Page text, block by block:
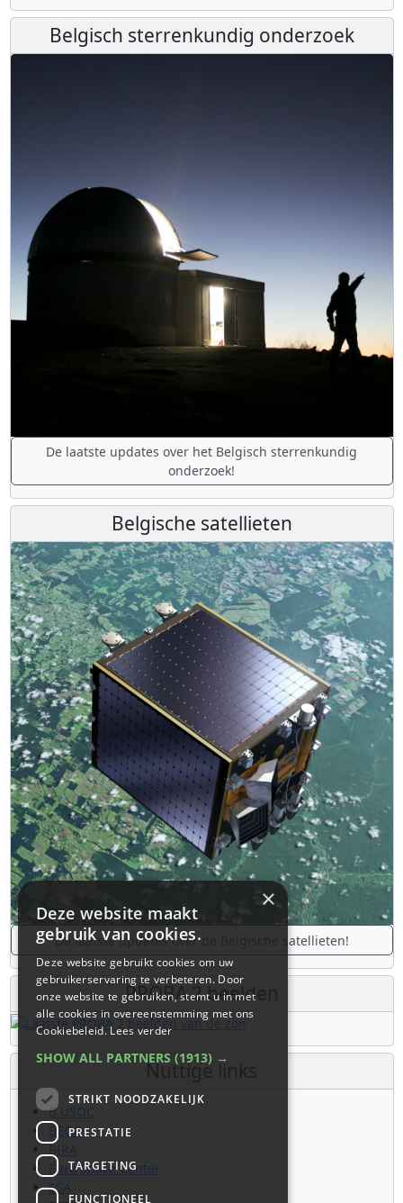
Belgisch sterrenkundig onderzoek
De laatste updates over het Belgisch sterrenkundig
onderzoek!
Belgische satellieten
De laatste updates over de Belgische satellieten!
PROBA 2 beelden
Nuttige links
B.USOC
BEOP
BIRA
Euro Space Center
ESA
×
Deze website maakt
gebruik van cookies.
Deze website gebruikt cookies om uw
gebruikerservaring te verbeteren. Door
onze website te gebruiken, stemt u in met
alle cookies in overeenstemming met ons
Cookiebeleid.Lees verder
SHOW ALL PARTNERS (1913) →
STRIKT NOODZAKELIJK
PRESTATIE
TARGETING
FUNCTIONEEL